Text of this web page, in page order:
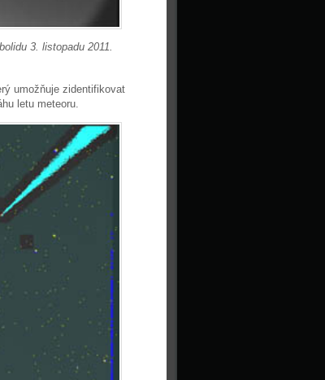
3. listopadu 2011.
umožňuje zidentifikovat
letu meteoru.